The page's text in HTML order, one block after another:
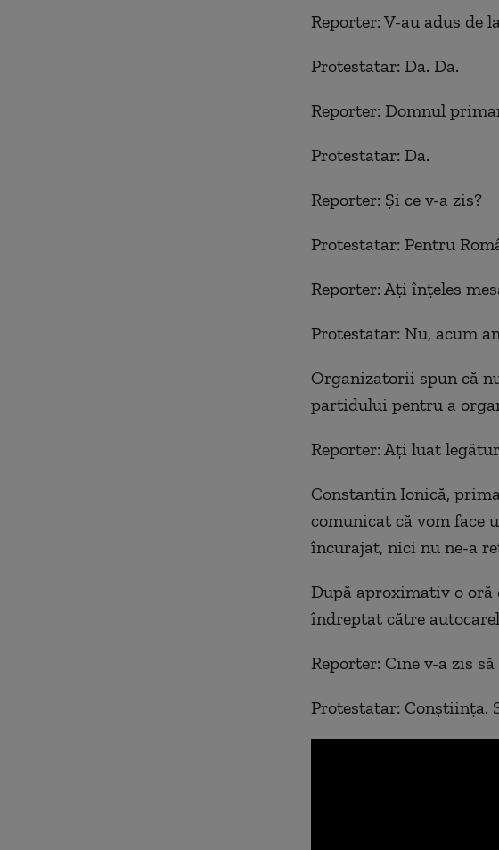
Reporter: V-au adus de
Protestatar: Da. Da.
Reporter: Domnul
Protestatar: Da.
Reporter: Şi ce v-a zis?
Protestatar: Pentru
Reporter: Aţi înţeles
Protestatar: Nu, acum
Organizatorii spun că
partidului pentru a
Reporter: Aţi luat
Constantin Ionică,
comunicat că vom face
încurajat, nici nu ne-a
După aproximativ o
îndreptat către
Reporter: Cine v-a zis
Protestatar: Conştiinţa.